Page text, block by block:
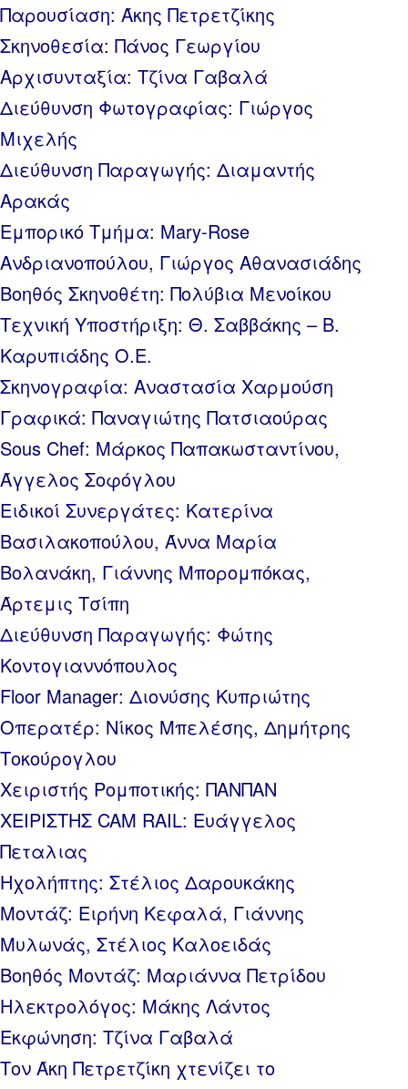
Παρουσίαση: Άκης Πετρετζίκης
Σκηνοθεσία: Πάνος Γεωργίου
Αρχισυνταξία: Τζίνα Γαβαλά
Διεύθυνση Φωτογραφίας: Γιώργος
Μιχελής
Διεύθυνση Παραγωγής: Διαμαντής
Αρακάς
Εμπορικό Τμήμα: Mary-Rose
Ανδριανοπούλου, Γιώργος Αθανασιάδης
Βοηθός Σκηνοθέτη: Πολύβια Μενοίκου
Τεχνική Υποστήριξη: Θ. Σαββάκης – Β.
Καρυπιάδης Ο.Ε.
Σκηνογραφία: Αναστασία Χαρμούση
Γραφικά: Παναγιώτης Πατσιαούρας
Sous Chef: Μάρκος Παπακωσταντίνου,
Άγγελος Σοφόγλου
Ειδικοί Συνεργάτες: Κατερίνα
Βασιλακοπούλου, Άννα Μαρία
Βολανάκη, Γιάννης Μπορομπόκας,
Άρτεμις Τσίπη
Διεύθυνση Παραγωγής: Φώτης
Κοντογιαννόπουλος
Floor Manager: Διονύσης Κυπριώτης
Οπερατέρ: Νίκος Μπελέσης, Δημήτρης
Τοκούρογλου
Χειριστής Ρομποτικής: ΠΑΝΠΑΝ
ΧΕΙΡΙΣΤΗΣ CAM RAIL: Ευάγγελος
Πεταλιας
Ηχολήπτης: Στέλιος Δαρουκάκης
Μοντάζ: Ειρήνη Κεφαλά, Γιάννης
Μυλωνάς, Στέλιος Καλοειδάς
Βοηθός Μοντάζ: Μαριάννα Πετρίδου
Ηλεκτρολόγος: Μάκης Λάντος
Εκφώνηση: Τζίνα Γαβαλά
Τον Άκη Πετρετζίκη χτενίζει το